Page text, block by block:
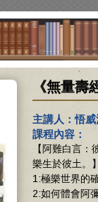
《無量壽
主講人：悟
課程內容：
【阿難白言
樂生於彼土。】
1:極樂世界的
2:如何體會阿